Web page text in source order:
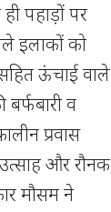
पहाड़ों पर
इलाकों को
ऊंचाई वाले
व
प्रवास
और रौनक
मौसम ने